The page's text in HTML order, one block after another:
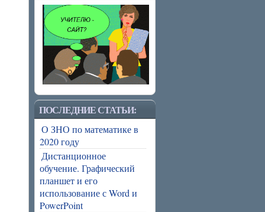
ПОСЛЕДНИЕ СТАТЬИ:
О ЗНО по математике в
2020 году
Дистанционное
обучение. Графический
планшет и его
использование с Word и
PowerPoint